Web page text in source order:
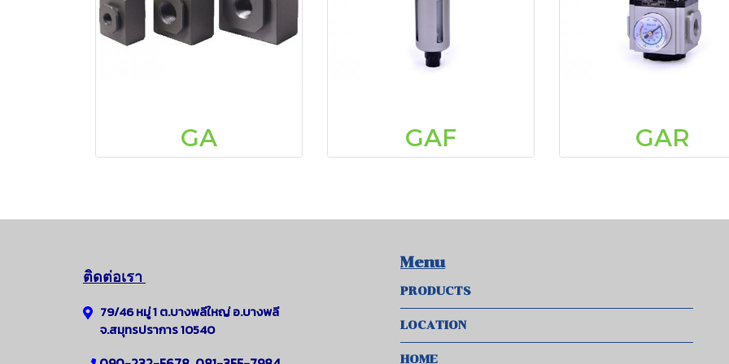
GA GAF GAR
ติดต่อเรา
79/46 หมู่ 1 ต.บางพลีใหญ่อ.บางพลี
จ.สมุทรปราการ 10540
Menu
PRODUCTS
LOCATION
HOME